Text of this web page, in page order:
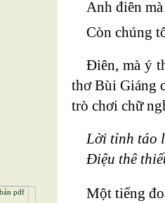
Anh điên
Còn chúng
Điên, mà ý
thơ Bùi Giáng
trò chơi chữ
Lời tỉnh táo
Điệu thê
Một tiếng